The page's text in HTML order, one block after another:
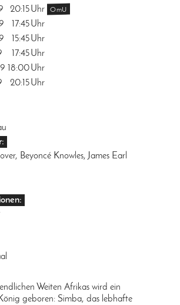
20:15Uhr OmU
17:45Uhr
15:45Uhr
17:45Uhr
18:00Uhr
20:15Uhr
Beyoncé Knowles, James Earl
Weiten Afrikas wird ein
geboren: Simba, das lebhafte